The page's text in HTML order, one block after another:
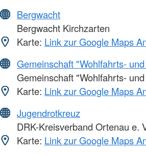
Bergwacht
Bergwacht Kirchzarten
Karte: Link zur Google Maps
Gemeinschaft "Wohlfahrts-
Gemeinschaft "Wohlfahrts-
Karte: Link zur Google Maps
Jugendrotkreuz
DRK-Kreisverband Ortenau e.
Karte: Link zur Google Maps